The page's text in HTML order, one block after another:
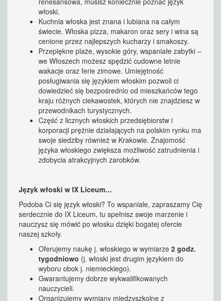
włoski.
Kuchnia włoska jest znana i lubiana na całym
świecie. Włoska pizza, makaron oraz sery i wina są
cenione przez najlepszych kucharzy i smakoszy.
Przepiękne plaże, wysokie góry, wspaniałe zabytki –
we Włoszech możesz spędzić cudowne letnie
wakacje oraz ferie zimowe. Umiejętność
posługiwania się językiem włoskim pozwoli ci
dowiedzieć się bezpośrednio od mieszkańców tego
kraju różnych ciekawostek, których nie znajdziesz w
przewodnikach turystycznych.
Część z licznych włoskich przedsiębiorstw i
korporacji prężnie działających na polskim rynku ma
swoje siedziby również w Krakowie. Znajomość
języka włoskiego zwiększa możliwość zatrudnienia i
zdobycia atrakcyjnych zarobków.
Język włoski w IX Liceum…
Podoba Ci się język włoski? To wspaniale, zapraszamy Cię
serdecznie do IX Liceum, tu spełnisz swoje marzenie i
nauczysz się mówić po włosku dzięki bogatej ofercie
naszej szkoły.
Oferujemy naukę j. włoskiego w wymiarze 2 godz.
tygodniowo (j. włoski jest drugim językiem do
wyboru obok j. niemieckiego).
Gwarantujemy dobrze wykwalifikowanych
nauczycieli.
Organizujemy wymiany międzyszkolne z